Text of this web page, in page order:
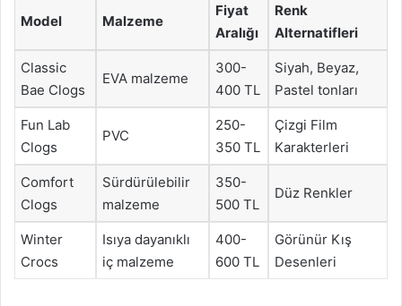
Model Malzeme
Fiyat
Aralığı
Renk
Alternatifleri
Classic
Bae Clogs
EVA malzeme
300-
400 TL
Siyah, Beyaz,
Pastel tonları
Fun Lab
Clogs
PVC
250-
350 TL
Çizgi Film
Karakterleri
Comfort
Clogs
Sürdürülebilir
malzeme
350-
500 TL
Düz Renkler
Winter
Crocs
Isıya dayanıklı
iç malzeme
400-
600 TL
Görünür Kış
Desenleri